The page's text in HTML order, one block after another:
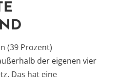
(39 Prozent)
der eigenen vier
Das hat eine